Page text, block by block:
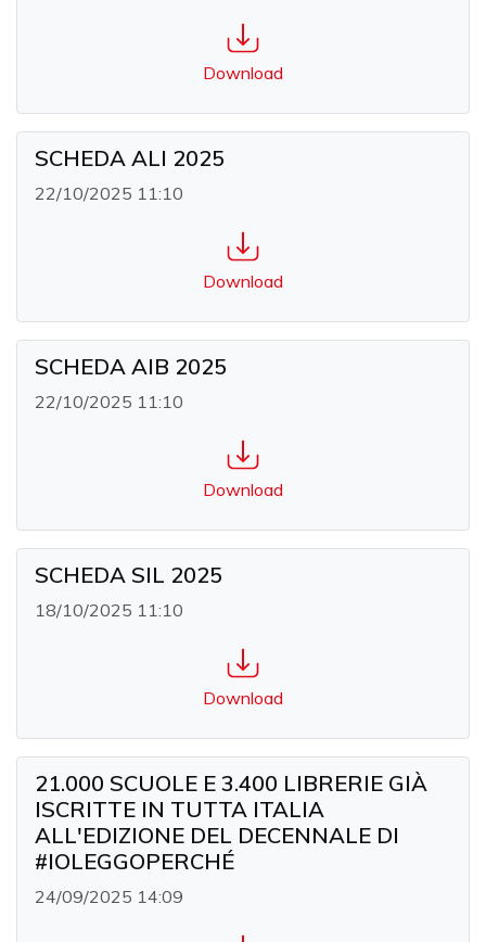
Download
SCHEDA ALI 2025
22/10/2025 11:10
Download
SCHEDA AIB 2025
22/10/2025 11:10
Download
SCHEDA SIL 2025
18/10/2025 11:10
Download
21.000 SCUOLE E 3.400 LIBRERIE GIÀ
ISCRITTE IN TUTTA ITALIA
ALL'EDIZIONE DEL DECENNALE DI
#IOLEGGOPERCHÉ
24/09/2025 14:09